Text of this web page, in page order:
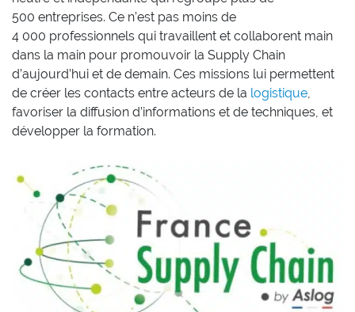
500 entreprises. Ce n’est pas moins de
4 000 professionnels qui travaillent et collaborent main
dans la main pour promouvoir la Supply Chain
d’aujourd’hui et de demain. Ces missions lui permettent
de créer les contacts entre acteurs de la logistique,
favoriser la diffusion d’informations et de techniques, et
développer la formation.